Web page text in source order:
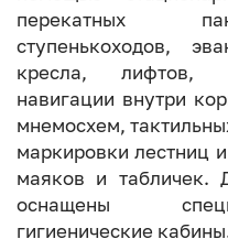
перекатных
ступенькоходов,
кресла, лифтов,
навигации внутри
мнемосхем,
маркировки лестниц
маяков и табличек.
оснащены
гигиенические